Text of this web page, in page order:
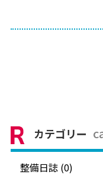
カテゴリー
整備日誌 (0)